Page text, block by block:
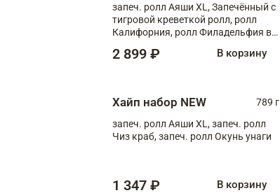
запеч. ролл Аяши XL, Запечённый с
тигровой креветкой ролл, ролл
Калифорния, ролл Филадельфия в
запеч. ролл Моцарелломания, ролл
2 899 ₽ В корзину
Хайп набор NEW
789 г
запеч. ролл Аяши XL, запеч. ролл
Чиз краб, запеч. ролл Окунь унаги
1 347 ₽ В корзину